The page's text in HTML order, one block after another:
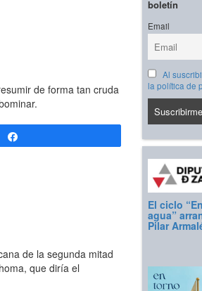
de forma tan cruda
de la segunda mitad
que diría el
boletín
Email
Al
la política de
El ciclo
agua”
Pilar